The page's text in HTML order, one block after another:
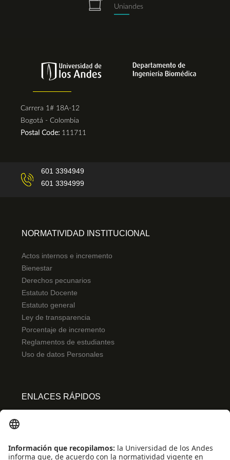
Uniandes
Carrera 1# 18A-12
Bogotá - Colombia
Postal Code: 111711
601 3394949
601 3394999
NORMATIVIDAD INSTITUCIONAL
Actos internos e incremento
Bienestar
Derechos pecunarios
Estatuto Docente
Estatuto general
Ley de transparencia
Porcentaje de incremento
Reglamentos de estudiantes
Uso de datos Personales
ENLACES RÁPIDOS
Convivencia y transparencia
Emergencias: Extensión 0000